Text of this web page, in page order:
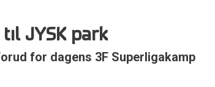
til JYSK park
for dagens 3F Superligakamp